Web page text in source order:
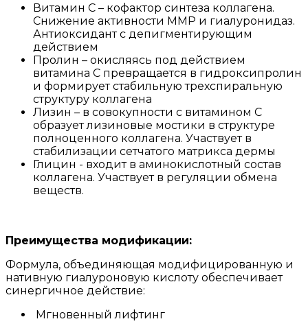
Витамин С – кофактор синтеза коллагена.
Снижение активности MMP и гиалуронидаз.
Антиоксидант с депигментирующим
действием
Пролин – окисляясь под действием
витамина С превращается в гидроксипролин
и формирует стабильную трехспиральную
структуру коллагена
Лизин – в совокупности с витамином С
образует лизиновые мостики в структуре
полноценного коллагена. Участвует в
стабилизации сетчатого матрикса дермы
Глицин - входит в амино­кислотный состав
коллагена. Участвует в регуляции обмена
веществ.
Преимущества модификации:
Формула, объединяющая модифицированную и
нативную гиалуроновую кислоту обеспечивает
синергичное действие:
Мгновенный лифтинг